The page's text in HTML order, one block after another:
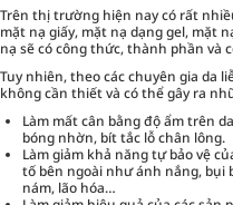
Trên thị trường hiện nay có rất
mặt nạ giấy, mặt nạ dạng gel, mặt
nạ sẽ có công thức, thành phần và
Tuy nhiên, theo các chuyên gia da
không cần thiết và có thể gây ra
Làm mất cân bằng độ ẩm trên
bóng nhờn, bít tắc lỗ chân lông.
Làm giảm khả năng tự bảo vệ
tố bên ngoài như ánh nắng, bụi
nám, lão hóa…